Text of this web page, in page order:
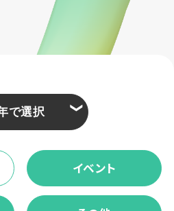
❮
イベント